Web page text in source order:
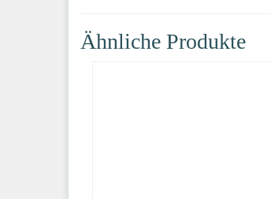
Ähnliche Produkte